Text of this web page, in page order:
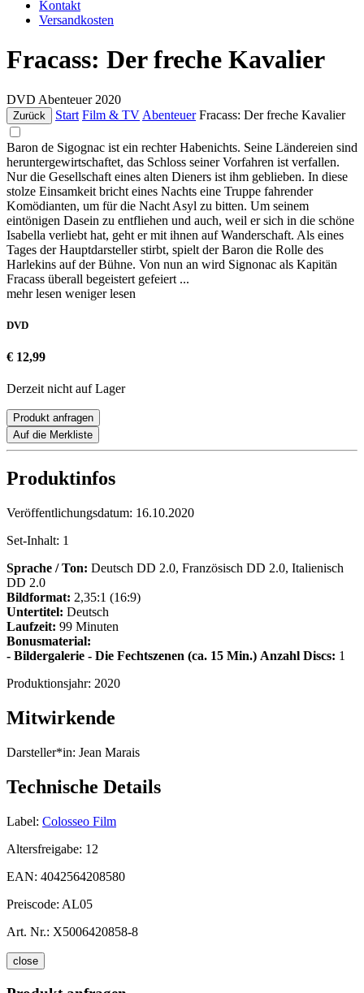
Kontakt
Versandkosten
Fracass: Der freche Kavalier
DVD Abenteuer 2020
Zurück Start Film & TV Abenteuer Fracass: Der freche Kavalier
Baron de Sigognac ist ein rechter Habenichts. Seine Ländereien sind
heruntergewirtschaftet, das Schloss seiner Vorfahren ist verfallen.
Nur die Gesellschaft eines alten Dieners ist ihm geblieben. In diese
stolze Einsamkeit bricht eines Nachts eine Truppe fahrender
Komödianten, um für die Nacht Asyl zu bitten. Um seinem
eintönigen Dasein zu entfliehen und auch, weil er sich in die schöne
Isabella verliebt hat, geht er mit ihnen auf Wanderschaft. Als eines
Tages der Hauptdarsteller stirbt, spielt der Baron die Rolle des
Harlekins auf der Bühne. Von nun an wird Signonac als Kapitän
Fracass überall begeistert gefeiert ...
mehr lesen weniger lesen
DVD
€ 12,99
Derzeit nicht auf Lager
Produkt anfragen
Auf die Merkliste
Produktinfos
Veröffentlichungsdatum: 16.10.2020
Set-Inhalt: 1
Sprache / Ton: Deutsch DD 2.0, Französisch DD 2.0, Italienisch
DD 2.0
Bildformat: 2,35:1 (16:9)
Untertitel: Deutsch
Laufzeit: 99 Minuten
Bonusmaterial:
- Bildergalerie - Die Fechtszenen (ca. 15 Min.) Anzahl Discs: 1
Produktionsjahr: 2020
Mitwirkende
Darsteller*in: Jean Marais
Technische Details
Label: Colosseo Film
Altersfreigabe: 12
EAN: 4042564208580
Preiscode: AL05
Art. Nr.: X5006420858-8
close